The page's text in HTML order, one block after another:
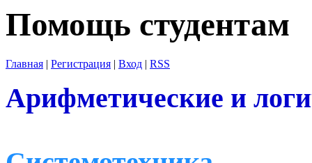
Помощь студентам
Главная | Регистрация | Вход | RSS
Арифметические и